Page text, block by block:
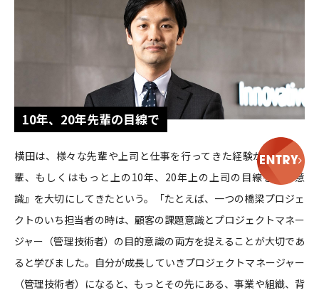
10年、20年先輩の目線で
横田は、様々な先輩や上司と仕事を行ってきた経験から、『先
輩、もしくはもっと上の10年、20年上の上司の目線を持つ意
識』を大切にしてきたという。「たとえば、一つの橋梁プロジェ
クトのいち担当者の時は、顧客の課題意識とプロジェクトマネー
ジャー（管理技術者）の目的意識の両方を捉えることが大切であ
ると学びました。自分が成長していきプロジェクトマネージャー
（管理技術者）になると、もっとその先にある、事業や組織、背